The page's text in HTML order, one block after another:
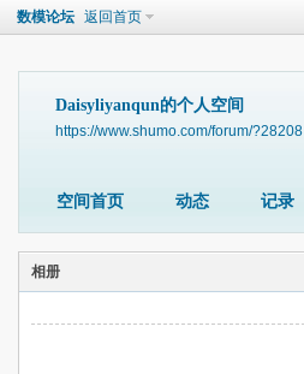
数模论坛 返回首页
Daisyliyanqun的个人空间
https://www.shumo.com/forum/?28208
空间首页 动态 记录
相册